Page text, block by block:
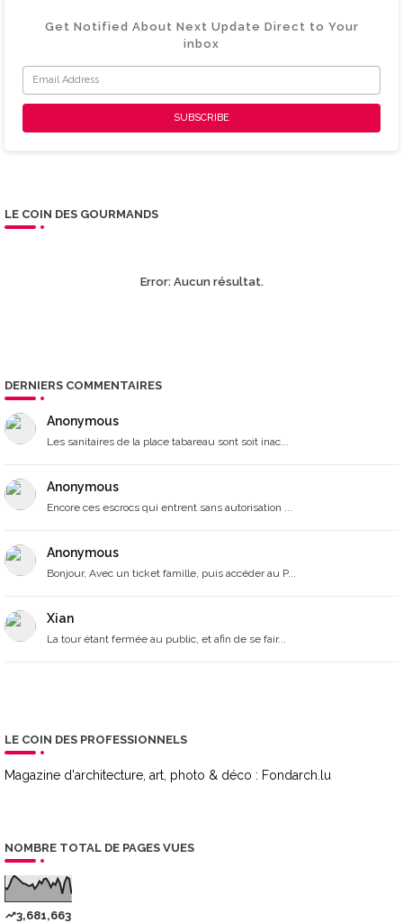
Get Notified About Next Update Direct to Your
inbox
LE COIN DES GOURMANDS
Error:Aucun résultat.
DERNIERS COMMENTAIRES
Anonymous
Les sanitaires de la place tabareau sont soit inac...
Anonymous
Encore ces escrocs qui entrent sans autorisation ...
Anonymous
Bonjour, Avec un ticket famille, puis accéder au P...
Xian
La tour étant fermée au public, et afin de se fair...
LE COIN DES PROFESSIONNELS
Magazine d'architecture, art, photo & déco : Fondarch.lu
NOMBRE TOTAL DE PAGES VUES
3,681,663